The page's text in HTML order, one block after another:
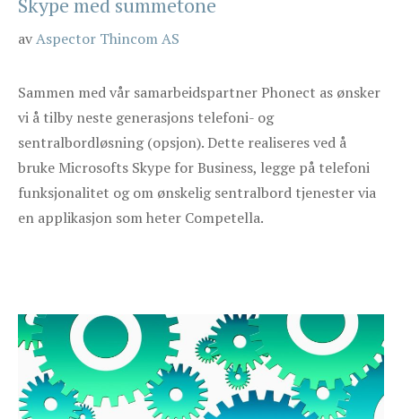
avAspector Thincom AS
Sammen med vår samarbeidspartner Phonect as ønsker
vi å tilby neste generasjons telefoni- og
sentralbordløsning (opsjon). Dette realiseres ved å
bruke Microsofts Skype for Business, legge på telefoni
funksjonalitet og om ønskelig sentralbord tjenester via
en applikasjon som heter Competella.